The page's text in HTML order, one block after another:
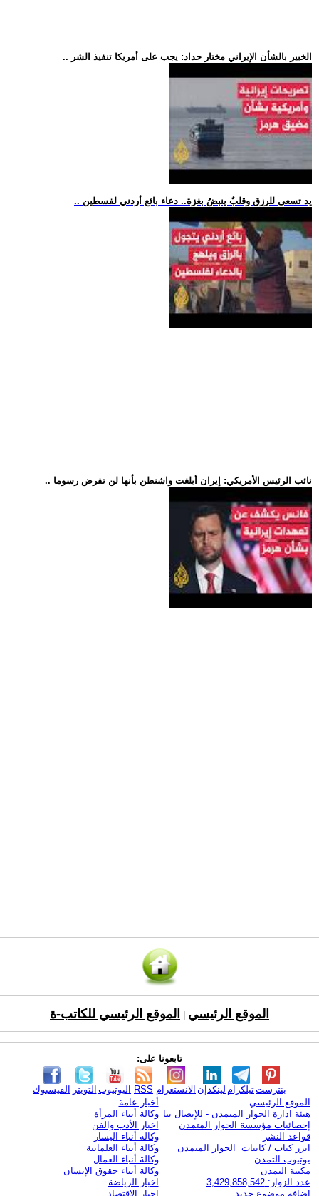
.. الخبير بالشأن الإيراني مختار حداد: يجب على أمريكا تنفيذ الشر
.. يد تسعى للرزق وقلبٌ ينبضُ بغزة.. دعاء بائع أردني لفسطين
.. نائب الرئيس الأمريكي: إيران أبلغت واشنطن بأنها لن تفرض رسوما
الموقع الرئيسي الموقع الرئيسي للكاتب-ة
تابعونا على:
الفيسبوك التويتر اليوتيوب RSS الانستغرام لينكدإن تيلكرامبنترست
الموقع الرئيسي
هيئة ادارة الحوار المتمدن - للإتصال بنا
إحصائيات مؤسسة الحوار المتمدن
قواعد النشر
ابرز كتاب / كاتبات الحوار المتمدن
يوتيوب التمدن
مكتبة التمدن
عدد الزوار: 3,429,858,542
اضافة موضوع جديد
أخبار عامة
وكالة أنباء المرأة
اخبار الأدب والفن
وكالة أنباء اليسار
وكالة أنباء العلمانية
وكالة أنباء العمال
وكالة أنباء حقوق الإنسان
اخبار الرياضة
اخبار الاقتصاد